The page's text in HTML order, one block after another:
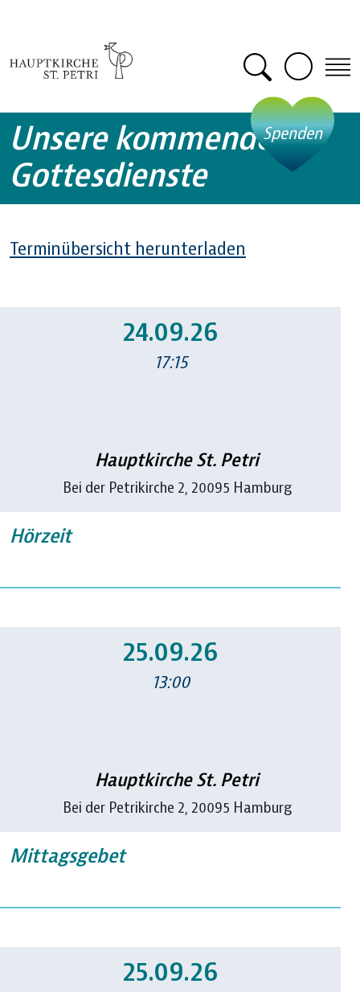
Suche
Spenden-
Unsere kommenden
Gottesdienste
Terminübersicht herunterladen
24.09.26
17:15
Hauptkirche St. Petri
Bei der Petrikirche 2, 20095 Hamburg
Hörzeit
25.09.26
13:00
Hauptkirche St. Petri
Bei der Petrikirche 2, 20095 Hamburg
Mittagsgebet
25.09.26